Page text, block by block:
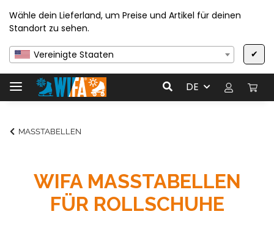
Wähle dein Lieferland, um Preise und Artikel für deinen
Standort zu sehen.
Vereinigte Staaten ✔
DE
MASSTABELLEN